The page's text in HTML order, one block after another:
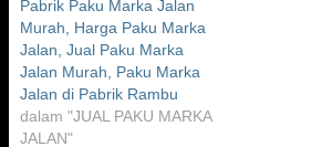
Pabrik Paku Marka Jalan
Murah, Harga Paku Marka
Jalan, Jual Paku Marka
Jalan Murah, Paku Marka
Jalan di Pabrik Rambu
dalam "JUAL PAKU MARKA
JALAN"